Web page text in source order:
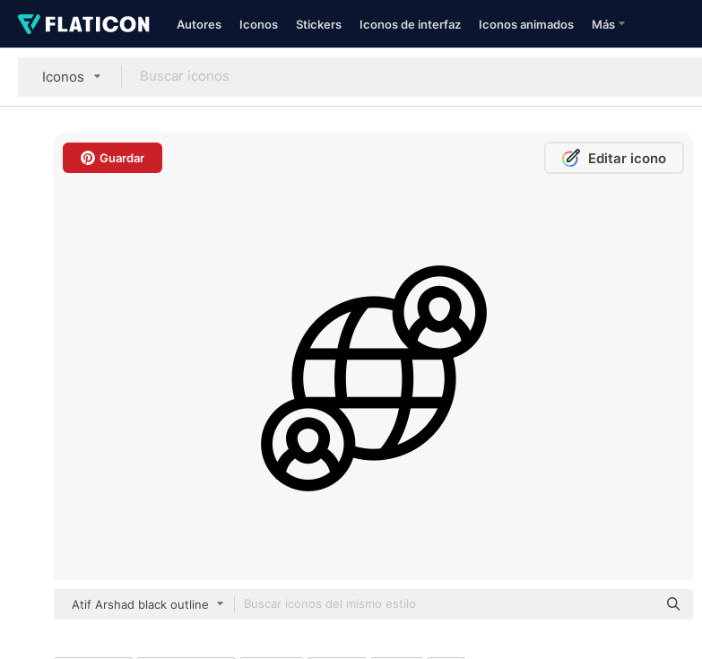
Autores Iconos Stickers Iconos de interfaz Iconos animados Más
Iconos
Guardar Editar icono
Atif Arshad black outline